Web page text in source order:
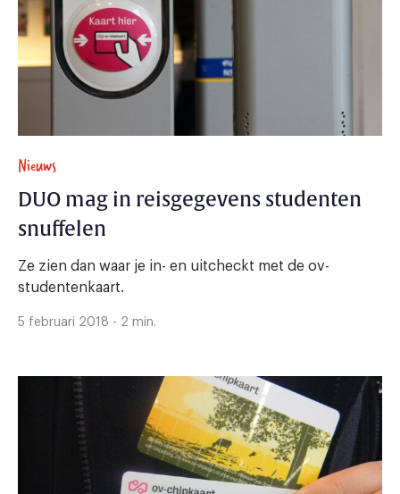
Nieuws
DUO mag in reisgegevens studenten
snuffelen
Ze zien dan waar je in- en uitcheckt met de ov-
studentenkaart.
5 februari 2018 - 2 min.